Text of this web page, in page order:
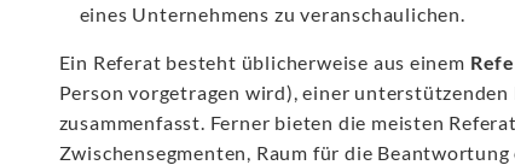
eines Unternehmens zu veranschaulichen.
Ein Referat besteht üblicherweise aus einem
Person vorgetragen wird), einer unterstützenden
zusammenfasst. Ferner bieten die meisten
Zwischensegmenten, Raum für die